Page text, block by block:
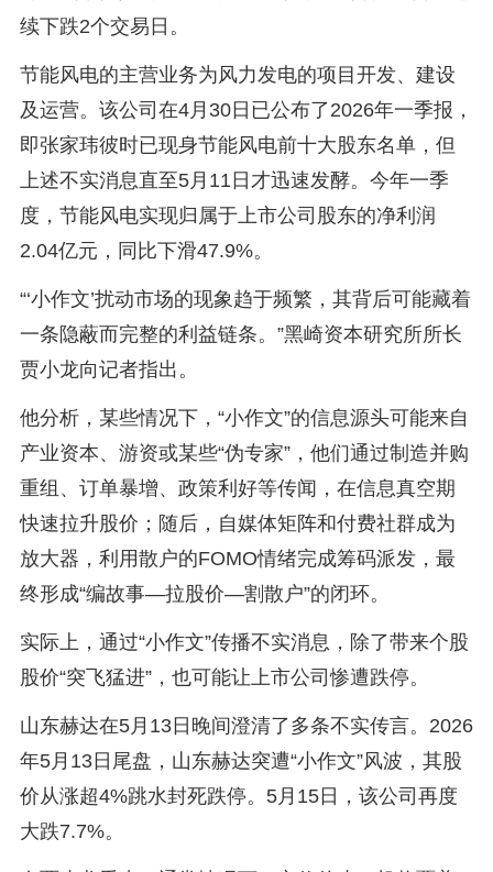
续下跌2个交易日。
节能风电的主营业务为风力发电的项目开发、建设
及运营。该公司在4月30日已公布了2026年一季报，
即张家玮彼时已现身节能风电前十大股东名单，但
上述不实消息直至5月11日才迅速发酵。今年一季
度，节能风电实现归属于上市公司股东的净利润
2.04亿元，同比下滑47.9%。
“‘小作文’扰动市场的现象趋于频繁，其背后可能藏着
一条隐蔽而完整的利益链条。”黑崎资本研究所所长
贾小龙向记者指出。
他分析，某些情况下，“小作文”的信息源头可能来自
产业资本、游资或某些“伪专家”，他们通过制造并购
重组、订单暴增、政策利好等传闻，在信息真空期
快速拉升股价；随后，自媒体矩阵和付费社群成为
放大器，利用散户的FOMO情绪完成筹码派发，最
终形成“编故事—拉股价—割散户”的闭环。
实际上，通过“小作文”传播不实消息，除了带来个股
股价“突飞猛进”，也可能让上市公司惨遭跌停。
山东赫达在5月13日晚间澄清了多条不实传言。2026
年5月13日尾盘，山东赫达突遭“小作文”风波，其股
价从涨超4%跳水封死跌停。5月15日，该公司再度
大跌7.7%。